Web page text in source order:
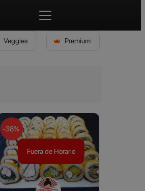
Veggies Premium
Fuera de Horario
-38%